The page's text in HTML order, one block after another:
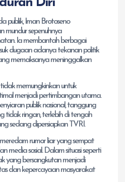
Diri
publik, Iman Brotoseno
mundur sepenuhnya
Ia membantah berbagai
dugaan adanya tekanan politik
memaksanya meninggalkan
memungkinkan untuk
menjadi pertimbangan utama.
publik nasional, tanggung
tidak ringan, terlebih di tengah
sedang dipersiapkan TVRI.
rumor liar yang sempat
media sosial. Dalam situasi seperti
yang bersangkutan menjadi
dan kepercayaan masyarakat